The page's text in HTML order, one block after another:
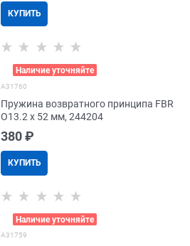
КУПИТЬ
Наличие уточняйте
A31760
Пружина возвратного принципа FBR
O13.2 x 52 мм, 244204
380 ₽
КУПИТЬ
Наличие уточняйте
A31759